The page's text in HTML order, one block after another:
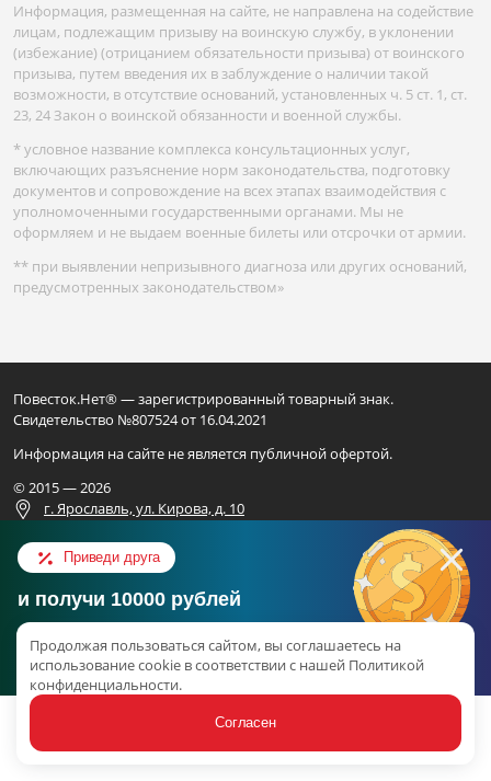
Приведи друга
и получи 10000 рублей
Об акции
Информация, размещенная на сайте, не направлена на содействие
лицам, подлежащим призыву на воинскую службу, в уклонении
(избежание) (отрицанием обязательности призыва) от воинского
призыва, путем введения их в заблуждение о наличии такой
возможности, в отсутствие оснований, установленных ч. 5 ст. 1, ст.
23, 24 Закон о воинской обязанности и военной службы.
* условное название комплекса консультационных услуг,
включающих разъяснение норм законодательства, подготовку
документов и сопровождение на всех этапах взаимодействия с
уполномоченными государственными органами. Мы не
оформляем и не выдаем военные билеты или отсрочки от армии.
** при выявлении непризывного диагноза или других оснований,
предусмотренных законодательством»
Статьи Услуги Связаться Акции Ещё
Консультация в Telegram
ОГРН 325169000248801
ИНН 165917449559
г. Ярославль, ул. Кирова, д. 10
Для официальных запросов
Повесток.Нет® — зарегистрированный товарный знак.
Свидетельство №807524 от 16.04.2021
Информация на сайте не является публичной офертой.
© 2015 — 2026
Продолжая пользоваться сайтом, вы соглашаетесь на
использование cookie в соответствии с нашей Политикой
конфиденциальности.
Согласен